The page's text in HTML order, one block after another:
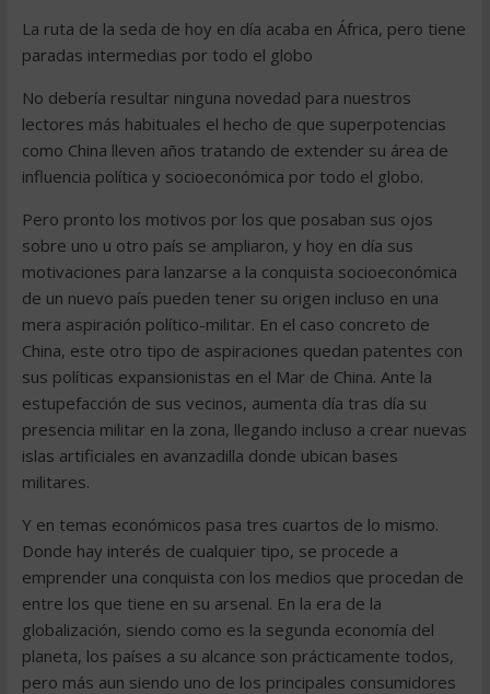
La ruta de la seda de hoy en día acaba en África, pero tiene
paradas intermedias por todo el globo
No debería resultar ninguna novedad para nuestros
lectores más habituales el hecho de que superpotencias
como China lleven años tratando de extender su área de
influencia política y socioeconómica por todo el globo.
Pero pronto los motivos por los que posaban sus ojos
sobre uno u otro país se ampliaron, y hoy en día sus
motivaciones para lanzarse a la conquista socioeconómica
de un nuevo país pueden tener su origen incluso en una
mera aspiración político-militar. En el caso concreto de
China, este otro tipo de aspiraciones quedan patentes con
sus políticas expansionistas en el Mar de China. Ante la
estupefacción de sus vecinos, aumenta día tras día su
presencia militar en la zona, llegando incluso a crear nuevas
islas artificiales en avanzadilla donde ubican bases
militares.
Y en temas económicos pasa tres cuartos de lo mismo.
Donde hay interés de cualquier tipo, se procede a
emprender una conquista con los medios que procedan de
entre los que tiene en su arsenal. En la era de la
globalización, siendo como es la segunda economía del
planeta, los países a su alcance son prácticamente todos,
pero más aun siendo uno de los principales consumidores